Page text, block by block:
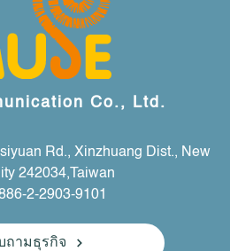
Co., Ltd.
Rd., Xinzhuang Dist., New
242034,Taiwan
2-2903-9101
ถามธุรกิจ